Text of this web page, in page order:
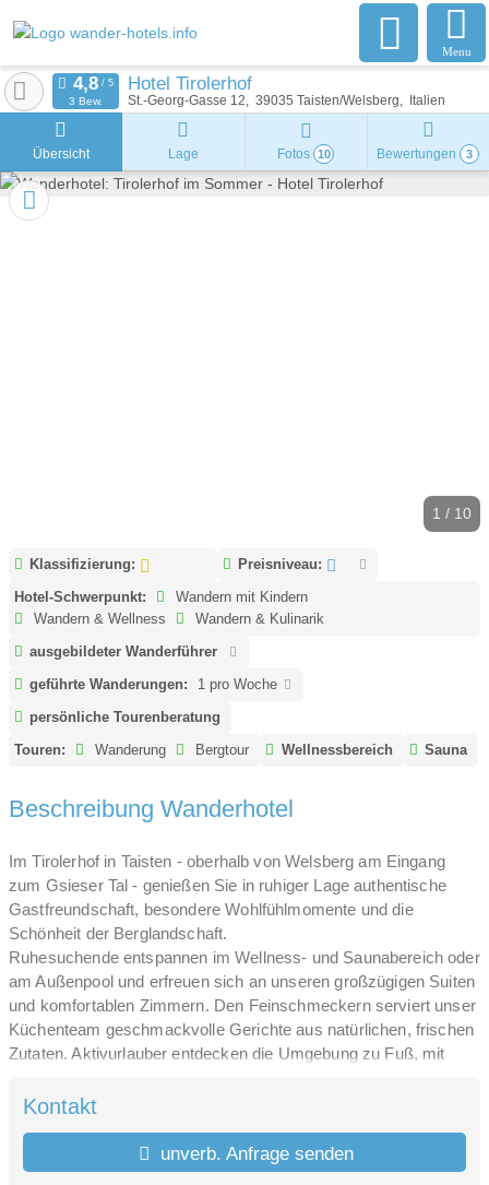
Menu
Hotel Tirolerhof
St.-Georg-Gasse 12 39035 Taisten/Welsberg Italien
3 Bew.
Übersicht Lage Fotos 10 Bewertungen 3
1 / 10
Klassifizierung:
Preisniveau:
Hotel-Schwerpunkt:
Wandern mit Kindern
Wandern & Wellness
Wandern & Kulinarik
ausgebildeter Wanderführer
geführte Wanderungen:
1 pro Woche
persönliche Tourenberatung
Touren:
Wanderung Bergtour Wellnessbereich Sauna
Beschreibung Wanderhotel
Im Tirolerhof in Taisten - oberhalb von Welsberg am Eingang
zum Gsieser Tal - genießen Sie in ruhiger Lage authentische
Gastfreundschaft, besondere Wohlfühlmomente und die
Schönheit der Berglandschaft.
Ruhesuchende entspannen im Wellness- und Saunabereich oder
am Außenpool und erfreuen sich an unseren großzügigen Suiten
und komfortablen Zimmern. Den Feinschmeckern serviert unser
Küchenteam geschmackvolle Gerichte aus natürlichen, frischen
Zutaten. Aktivurlauber entdecken die Umgebung zu Fuß, mit
erreichen dank unserer zentralen Lage im Pustertal in kürzester
und den Toblacher See.
Erleben Sie eine unvergessliche Zeit bei Familie Stoll.
Kontakt
unverb. Anfrage senden